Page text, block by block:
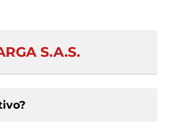
S.A.S.